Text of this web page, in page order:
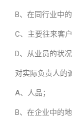
B、在同行业中
C、主要往来客
D、从业员的状
对实际负责人的
A、人品；
B、在企业中的